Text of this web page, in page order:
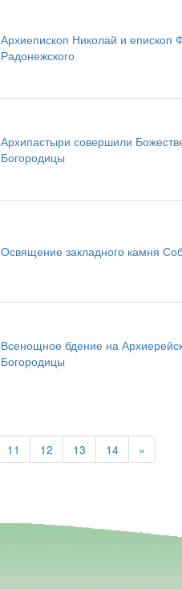
Архиепископ Николай и епископ
Радонежского
Архипастыри совершили
Богородицы
Освящение закладного камня
Всенощное бдение на
Богородицы
11 12 13 14 »